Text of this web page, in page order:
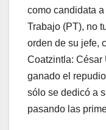
como candidata
Trabajo (PT), no
orden de su jefe,
Coatzintla: César
ganado el
sólo se dedicó a
pasando las